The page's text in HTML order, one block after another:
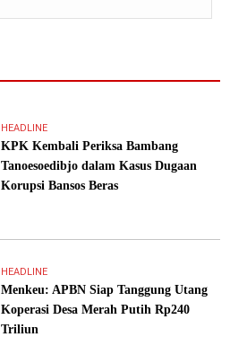
HEADLINE
KPK Kembali Periksa Bambang
Tanoesoedibjo dalam Kasus Dugaan
Korupsi Bansos Beras
HEADLINE
Menkeu: APBN Siap Tanggung Utang
Koperasi Desa Merah Putih Rp240
Triliun